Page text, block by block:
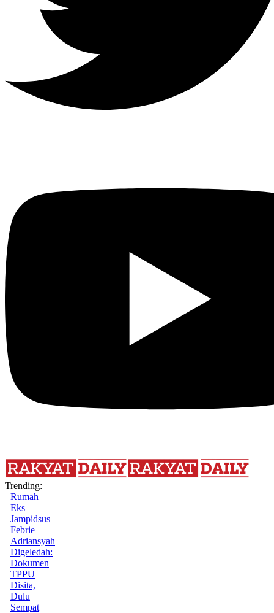
Trending:
Rumah
Eks
Jampidsus
Febrie
Adriansyah
Digeledah:
Dokumen
TPPU
Disita,
Dulu
Sempat